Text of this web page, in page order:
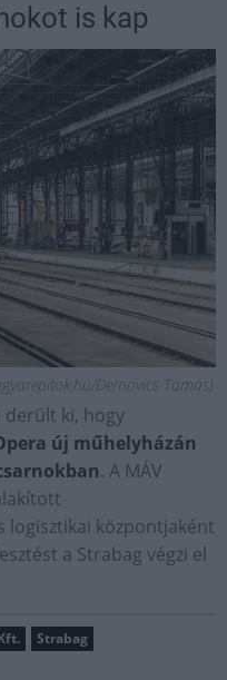
is kap
Dernovics Tamás)
derült ki, hogy
új műhelyházán
. A MÁV
logisztikai központjaként
a Strabag végzi el
Strabag